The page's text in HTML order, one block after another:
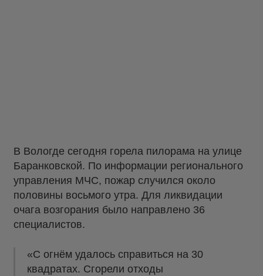
В Вологде сегодня горела пилорама на улице
Баранковской. По информации регионального
управления МЧС, пожар случился около
половины восьмого утра. Для ликвидации
очага возгорания было направлено 36
специалистов.
«С огнём удалось справиться на 30
квадратах. Сгорели отходы